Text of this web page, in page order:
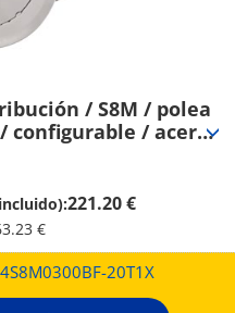
/ S8M / polea
configurable / acero
/ S8M0300
221.20 €
€
20T1X